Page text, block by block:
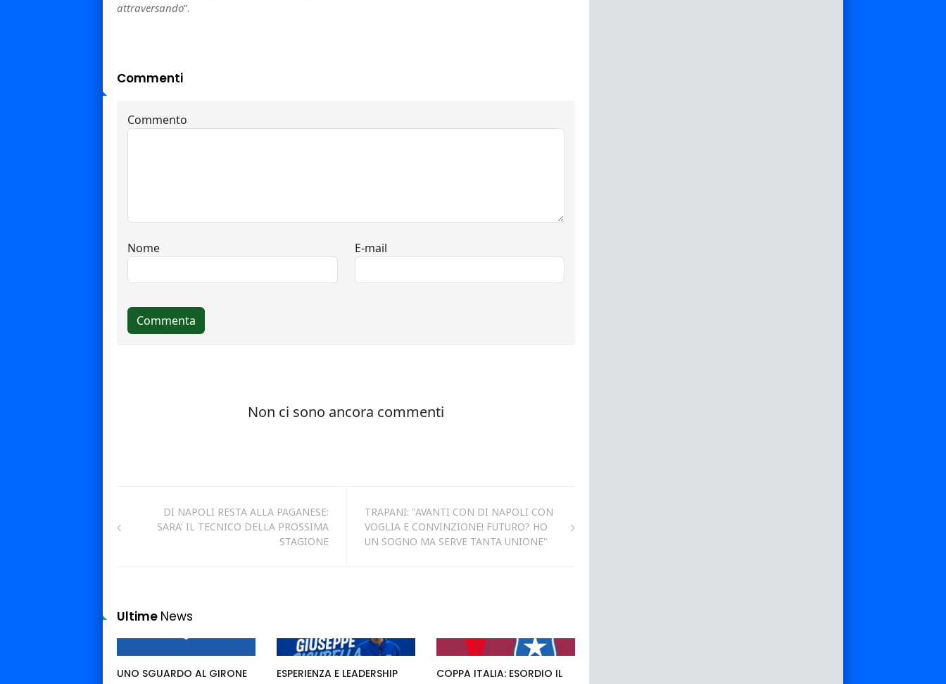
attraversando”.
Commenti
DI NAPOLI RESTA ALLA PAGANESE:
SARA' IL TECNICO DELLA PROSSIMA
STAGIONE
TRAPANI: "AVANTI CON DI NAPOLI CON
VOGLIA E CONVINZIONE! FUTURO? HO
UN SOGNO MA SERVE TANTA UNIONE"
Ultime News
UNO SGUARDO AL GIRONE
ESPERIENZA E LEADERSHIP
COPPA ITALIA: ESORDIO IL